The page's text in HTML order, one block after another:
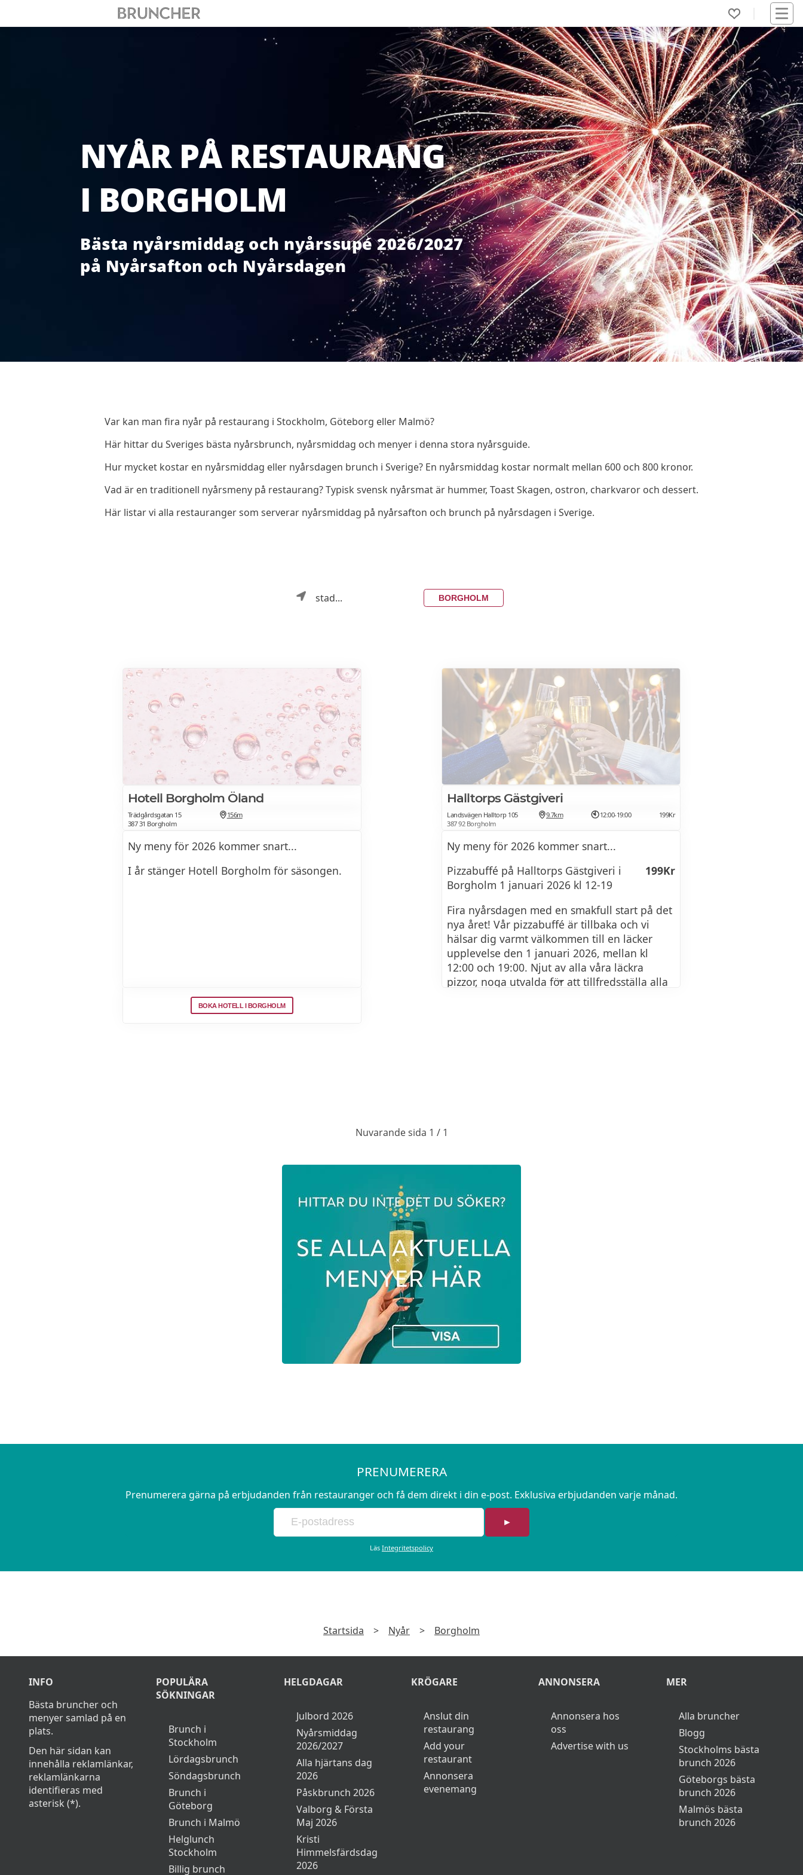
NYÅR PÅ RESTAURANG
I BORGHOLM
Bästa nyårsmiddag och nyårssupé 2026/2027
på Nyårsafton och Nyårsdagen
Var kan man fira nyår på restaurang i Stockholm, Göteborg eller Malmö?
Här hittar du Sveriges bästa nyårsbrunch, nyårsmiddag och menyer i denna stora nyårsguide.
Hur mycket kostar en nyårsmiddag eller nyårsdagen brunch i Sverige? En nyårsmiddag kostar normalt mellan 600 och 800 kronor.
Vad är en traditionell nyårsmeny på restaurang? Typisk svensk nyårsmat är hummer, Toast Skagen, ostron, charkvaror och dessert.
Här listar vi alla restauranger som serverar nyårsmiddag på nyårsafton och brunch på nyårsdagen i Sverige.
stad... BORGHOLM
Hotell Borgholm Öland
Trädgårdsgatan 15
387 31 Borgholm
156m
Ny meny för 2026 kommer snart...
I år stänger Hotell Borgholm för säsongen.
BOKA HOTELL I BORGHOLM
Halltorps Gästgiveri
Landsvägen Halltorp 105
387 92 Borgholm
9.7km 12:00-19:00 199Kr
Ny meny för 2026 kommer snart...
Pizzabuffé på Halltorps Gästgiveri i
Borgholm 1 januari 2026 kl 12-19
199Kr
Fira nyårsdagen med en smakfull start på det
nya året! Vår pizzabuffé är tillbaka och vi
hälsar dig varmt välkommen till en läcker
upplevelse den 1 januari 2026, mellan kl
12:00 och 19:00. Njut av alla våra läckra
pizzor, noga utvalda för att tillfredsställa alla
Nuvarande sida 1 / 1
PRENUMERERA
Prenumerera gärna på erbjudanden från restauranger och få dem direkt i din e-post. Exklusiva erbjudanden varje månad.
►
Läs Integritetspolicy
Startsida > Nyår > Borgholm
INFO
Bästa bruncher och
menyer samlad på en
plats.
Den här sidan kan
innehålla reklamlänkar,
reklamlänkarna
identifieras med
asterisk (*).
POPULÄRA
SÖKNINGAR
Brunch i
Stockholm
Lördagsbrunch
Söndagsbrunch
Brunch i
Göteborg
Brunch i Malmö
Helglunch
Stockholm
Billig brunch
HELGDAGAR
Julbord 2026
Nyårsmiddag
2026/2027
Alla hjärtans dag
2026
Påskbrunch 2026
Valborg & Första
Maj 2026
Kristi
Himmelsfärdsdag
2026
KRÖGARE
Anslut din
restaurang
Add your
restaurant
Annonsera
evenemang
ANNONSERA
Annonsera hos
oss
Advertise with us
MER
Alla bruncher
Blogg
Stockholms bästa
brunch 2026
Göteborgs bästa
brunch 2026
Malmös bästa
brunch 2026